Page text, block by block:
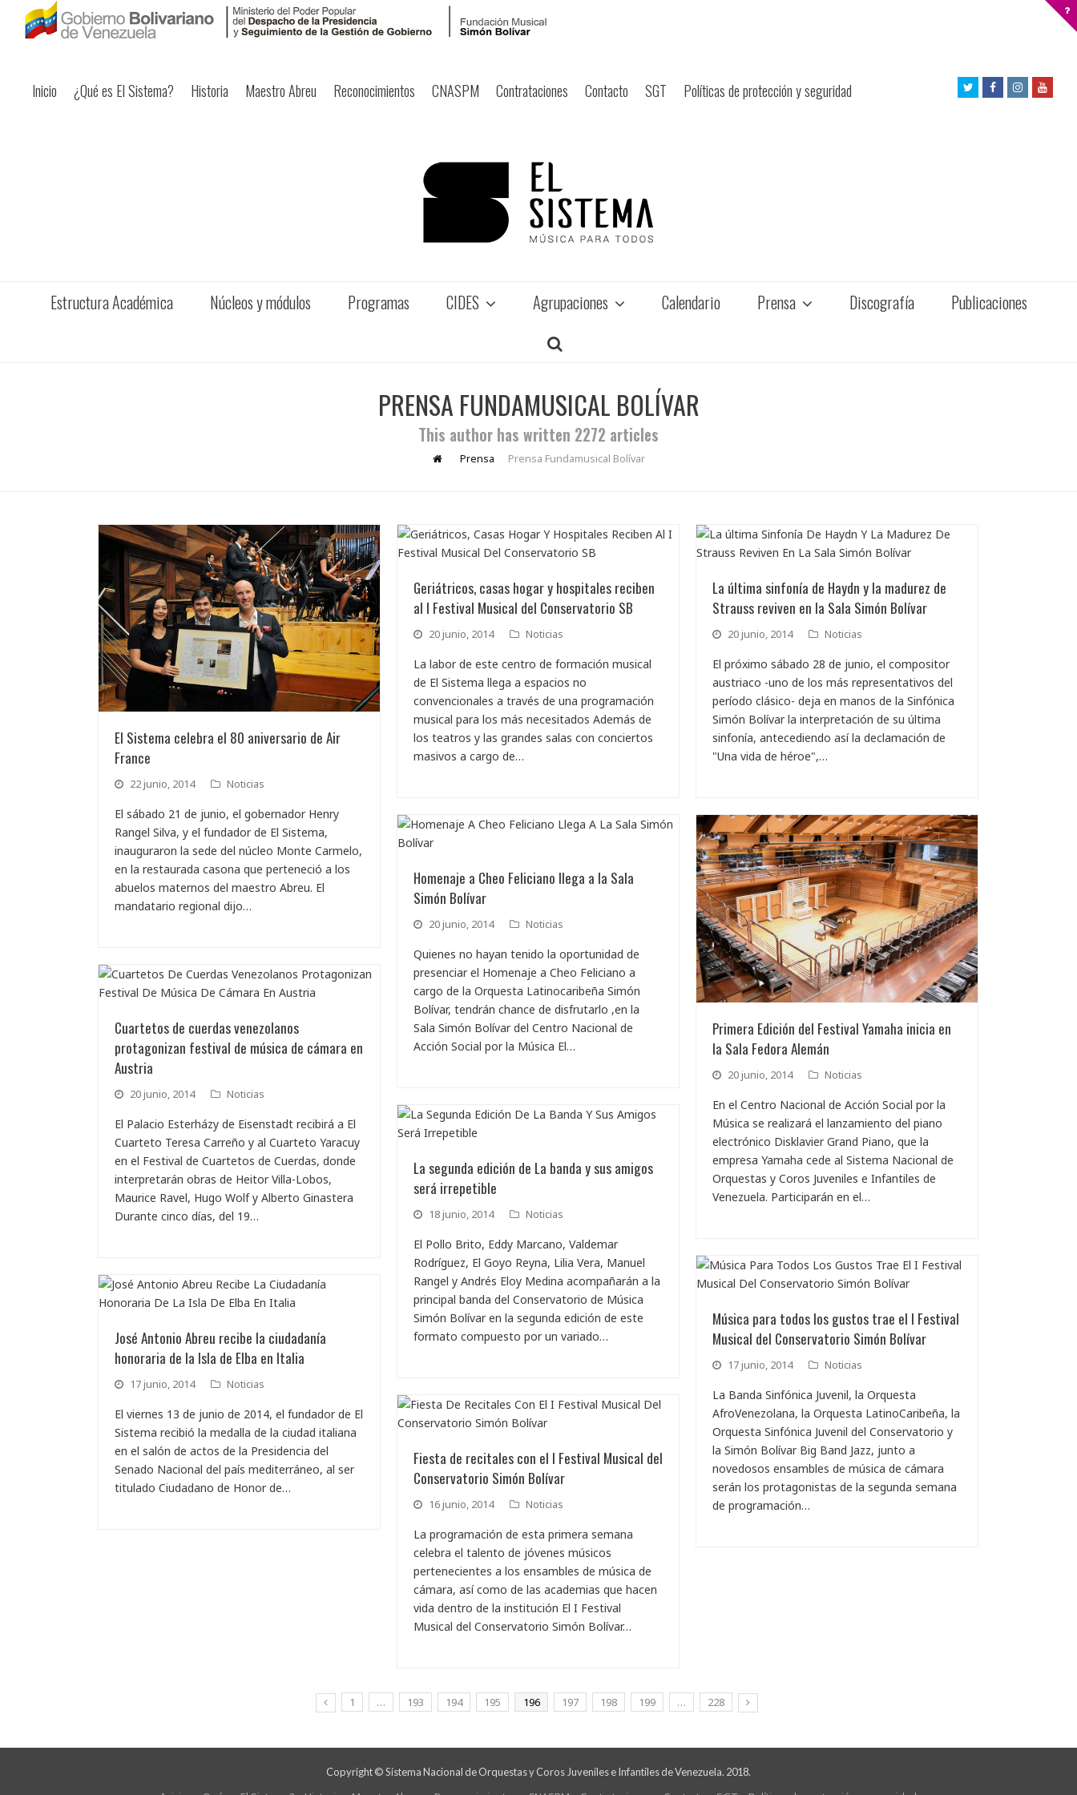
Inicio ¿Qué es El Sistema? Historia Maestro Abreu Reconocimientos CNASPM Contrataciones Contacto SGT Políticas de protección y seguridad
TwitterFacebookInstagram
Estructura Académica Núcleos y módulos Programas CIDES Agrupaciones Calendario Prensa Discografía Publicaciones
PRENSA FUNDAMUSICAL BOLÍVAR
This author has written 2272 articles
Prensa Prensa Fundamusical Bolívar
El Sistema celebra el 80 aniversario de Air
France
22 junio, 2014 Noticias
El sábado 21 de junio, el gobernador Henry
Rangel Silva, y el fundador de El Sistema,
inauguraron la sede del núcleo Monte Carmelo,
en la restaurada casona que perteneció a los
abuelos maternos del maestro Abreu. El
mandatario regional dijo…
Geriátricos, casas hogar y hospitales reciben
al I Festival Musical del Conservatorio SB
20 junio, 2014 Noticias
La labor de este centro de formación musical
de El Sistema llega a espacios no
convencionales a través de una programación
musical para los más necesitados Además de
los teatros y las grandes salas con conciertos
masivos a cargo de…
La última sinfonía de Haydn y la madurez de
Strauss reviven en la Sala Simón Bolívar
20 junio, 2014 Noticias
El próximo sábado 28 de junio, el compositor
austriaco -uno de los más representativos del
período clásico- deja en manos de la Sinfónica
Simón Bolívar la interpretación de su última
sinfonía, antecediendo así la declamación de
"Una vida de héroe",…
Homenaje a Cheo Feliciano llega a la Sala
Simón Bolívar
20 junio, 2014 Noticias
Quienes no hayan tenido la oportunidad de
presenciar el Homenaje a Cheo Feliciano a
cargo de la Orquesta Latinocaribeña Simón
Bolívar, tendrán chance de disfrutarlo ,en la
Sala Simón Bolívar del Centro Nacional de
Acción Social por la Música El…
Primera Edición del Festival Yamaha inicia en
la Sala Fedora Alemán
20 junio, 2014 Noticias
En el Centro Nacional de Acción Social por la
Música se realizará el lanzamiento del piano
electrónico Disklavier Grand Piano, que la
empresa Yamaha cede al Sistema Nacional de
Orquestas y Coros Juveniles e Infantiles de
Venezuela. Participarán en el…
Cuartetos de cuerdas venezolanos
protagonizan festival de música de cámara en
Austria
20 junio, 2014 Noticias
El Palacio Esterházy de Eisenstadt recibirá a El
Cuarteto Teresa Carreño y al Cuarteto Yaracuy
en el Festival de Cuartetos de Cuerdas, donde
interpretarán obras de Heitor Villa-Lobos,
Maurice Ravel, Hugo Wolf y Alberto Ginastera
Durante cinco días, del 19…
La segunda edición de La banda y sus amigos
será irrepetible
18 junio, 2014 Noticias
El Pollo Brito, Eddy Marcano, Valdemar
Rodríguez, El Goyo Reyna, Lilia Vera, Manuel
Rangel y Andrés Eloy Medina acompañarán a la
principal banda del Conservatorio de Música
Simón Bolívar en la segunda edición de este
formato compuesto por un variado…
Música para todos los gustos trae el I Festival
Musical del Conservatorio Simón Bolívar
17 junio, 2014 Noticias
La Banda Sinfónica Juvenil, la Orquesta
AfroVenezolana, la Orquesta LatinoCaribeña, la
Orquesta Sinfónica Juvenil del Conservatorio y
la Simón Bolívar Big Band Jazz, junto a
novedosos ensambles de música de cámara
serán los protagonistas de la segunda semana
de programación…
José Antonio Abreu recibe la ciudadanía
honoraria de la Isla de Elba en Italia
17 junio, 2014 Noticias
El viernes 13 de junio de 2014, el fundador de El
Sistema recibió la medalla de la ciudad italiana
en el salón de actos de la Presidencia del
Senado Nacional del país mediterráneo, al ser
titulado Ciudadano de Honor de…
Fiesta de recitales con el I Festival Musical del
Conservatorio Simón Bolívar
16 junio, 2014 Noticias
La programación de esta primera semana
celebra el talento de jóvenes músicos
pertenecientes a los ensambles de música de
cámara, así como de las academias que hacen
vida dentro de la institución El I Festival
Musical del Conservatorio Simón Bolívar…
1 … 193 194 195 196 197 198 199 … 228
Copyright © Sistema Nacional de Orquestas y Coros Juveniles e Infantiles de Venezuela. 2018.